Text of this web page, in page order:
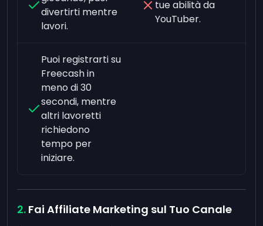
divertirti mentre
lavori.
tue abilità da
YouTuber.
Puoi registrarti su
Freecash in
meno di 30
secondi, mentre
altri lavoretti
richiedono
tempo per
iniziare.
Fai Affiliate Marketing sul Tuo Canale